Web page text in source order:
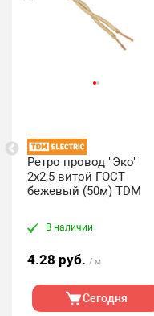
Ретро провод "Эко"
2х2,5 витой ГОСТ
бежевый (50м) TDM
В наличии
4.28 руб. / м
Сегодня